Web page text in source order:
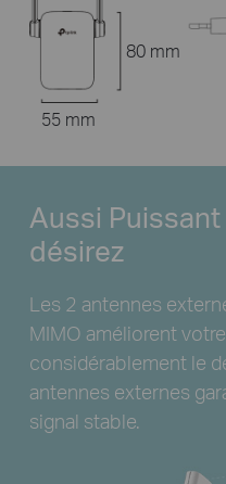
55 mm
80 mm
Aussi Puissant
désirez
Les 2 antennes
MIMO améliorent
considérablement le
antennes externes
signal stable.